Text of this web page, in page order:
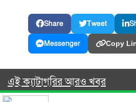
Share Tweet
Messenger Copy
এই ক্যাটাগরির আরও খবর